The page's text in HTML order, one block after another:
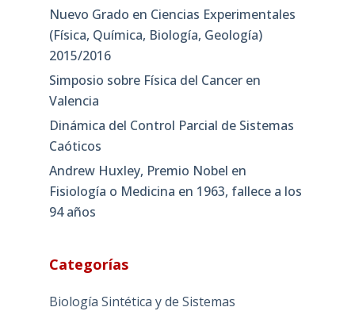
Nuevo Grado en Ciencias Experimentales
(Física, Química, Biología, Geología)
2015/2016
Simposio sobre Física del Cancer en
Valencia
Dinámica del Control Parcial de Sistemas
Caóticos
Andrew Huxley, Premio Nobel en
Fisiología o Medicina en 1963, fallece a los
94 años
Categorías
Biología Sintética y de Sistemas